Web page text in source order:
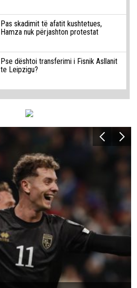
Pas skadimit të afatit kushtetues,
Hamza nuk përjashton protestat
Pse dështoi transferimi i Fisnik Asllanit
te Leipzigu?